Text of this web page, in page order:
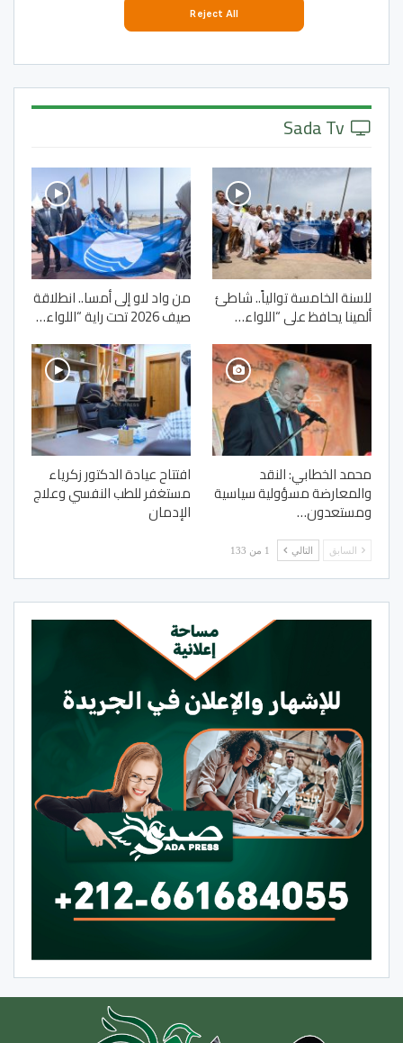
للسنة الخامسة توالياً.. شاطئ
ألمينا يحافظ على “اللواء…
من واد لاو إلى أمسا.. انطلاقة
صيف 2026 تحت راية “اللواء…
محمد الخطابي: النقد
والمعارضة مسؤولية سياسية
ومستعدون…
افتتاح عيادة الدكتور زكرياء
مستغفر للطب النفسي وعلاج
الإدمان
السابق التالي 1 من 133